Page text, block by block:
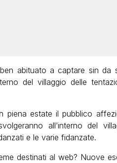
abituato a captare sin
del villaggio delle
piena estate il pubblico
all’interno del
e le varie fidanzate.
destinati al web? Nuove